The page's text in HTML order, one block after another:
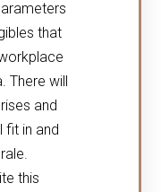
that
There will
and
fit in and
this